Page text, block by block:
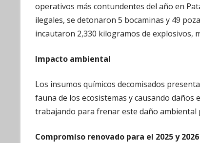
operativos más contundentes del año en
ilegales, se detonaron 5 bocaminas y 49
incautaron 2,330 kilogramos de explosivos,
Impacto ambiental
Los insumos químicos decomisados
fauna de los ecosistemas y causando
trabajando para frenar este daño ambiental
Compromiso renovado para el 2025 y 2026